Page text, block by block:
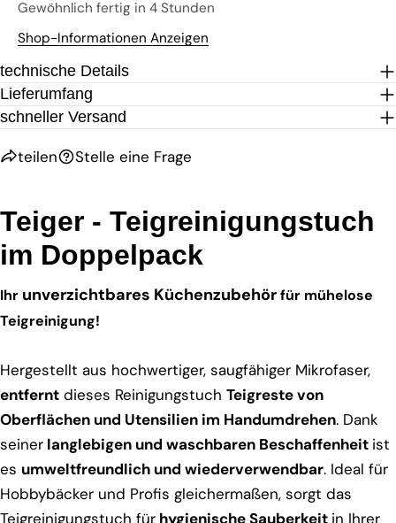
Gewöhnlich fertig in 4 Stunden
Shop-Informationen Anzeigen
technische Details
Lieferumfang
schneller Versand
teilen Stelle eine Frage
Teiger - Teigreinigungstuch
im Doppelpack
Ihr unverzichtbares Küchenzubehörfür mühelose
Teigreinigung!
Hergestellt aus hochwertiger, saugfähiger Mikrofaser,
entfernt dieses Reinigungstuch Teigreste von
Oberflächen und Utensilien im Handumdrehen. Dank
seiner langlebigen und waschbaren Beschaffenheit ist
es umweltfreundlich und wiederverwendbar. Ideal für
Hobbybäcker und Profis gleichermaßen, sorgt das
Teigreinigungstuch für hygienische Sauberkeit in Ihrer